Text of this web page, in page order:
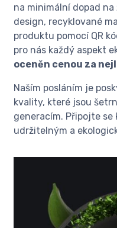
na minimální dopad
design, recyklované
produktu pomocí QR
pro nás každý aspekt
oceněn cenou za
Naším posláním je
kvality, které jsou
generacím. Připojte se
udržitelným a